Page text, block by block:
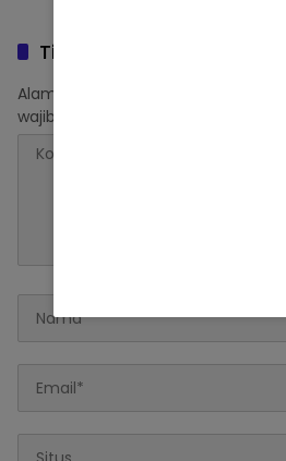
Tinggalkan Balasan
Alamat email Anda tidak akan
wajib ditandai